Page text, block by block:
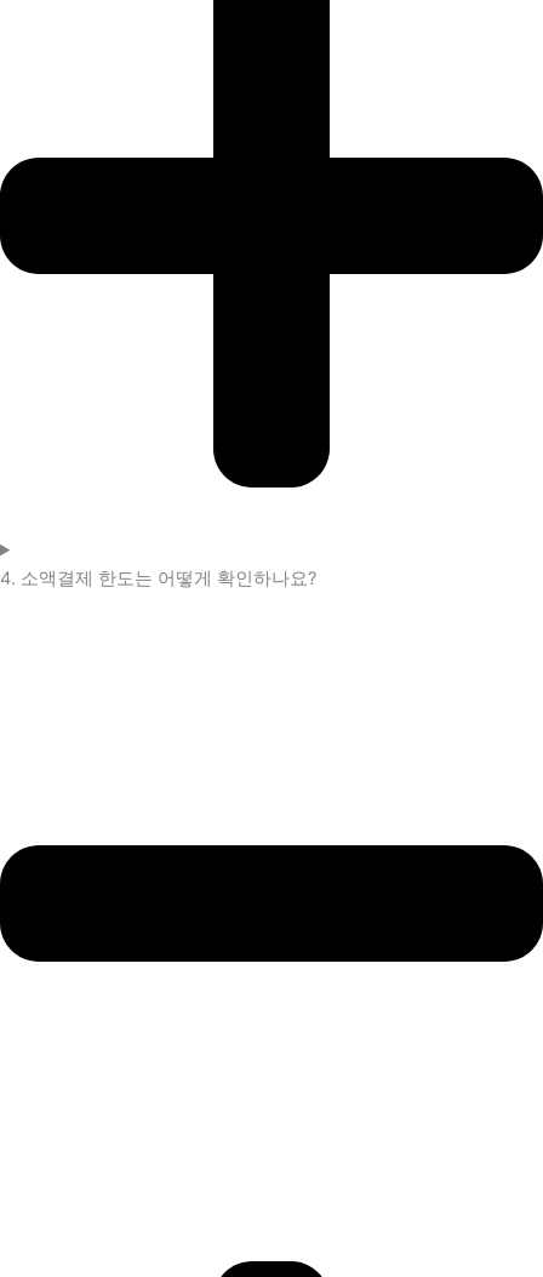
4. 소액결제 한도는 어떻게 확인하나요?